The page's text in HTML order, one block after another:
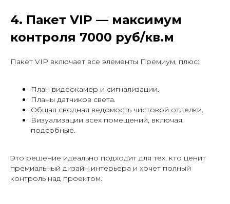
4. Пакет VIP — максимум
контроля 7000 руб/кв.м
Пакет VIP включает все элементы Премиум, плюс:
План видеокамер и сигнализации.
Планы датчиков света.
Общая сводная ведомость чистовой отделки.
Визуализации всех помещений, включая
подсобные.
Это решение идеально подходит для тех, кто ценит
премиальный дизайн интерьера и хочет полный
контроль над проектом.